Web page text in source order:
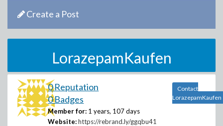
Create a Post
LorazepamKaufen
0 Reputation
0 Badges
Member for: 1 years, 107 days
Website: https://rebrand.ly/ggqbu41
Contact
LorazepamKaufen